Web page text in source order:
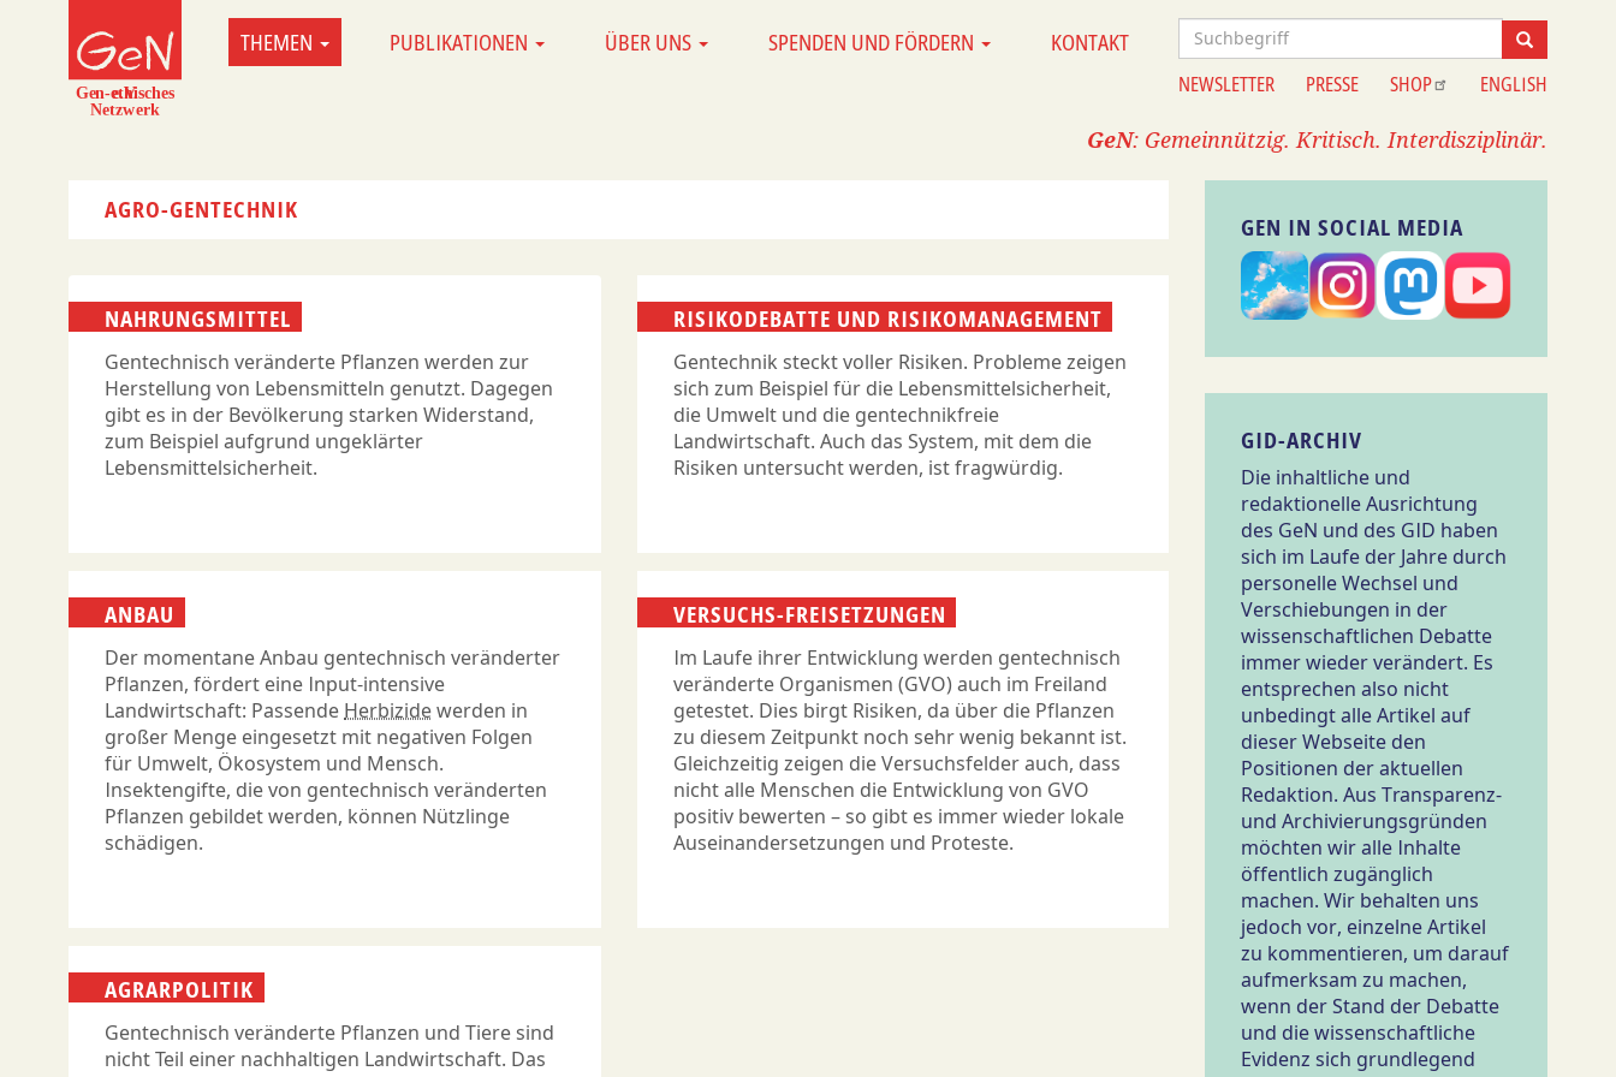
MAIN
NAVIGATION
THEMEN PUBLIKATIONEN ÜBER UNS SPENDEN UND FÖRDERN KONTAKT Suche
Information
NEWSLETTER PRESSE SHOP ENGLISH
GeN: Gemeinnützig. Kritisch. Interdisziplinär.
AGRO-GENTECHNIK
NAHRUNGSMITTEL
Gentechnisch veränderte Pflanzen werden zur
Herstellung von Lebensmitteln genutzt. Dagegen
gibt es in der Bevölkerung starken Widerstand,
zum Beispiel aufgrund ungeklärter
Lebensmittelsicherheit.
RISIKODEBATTE UND RISIKOMANAGEMENT
Gentechnik steckt voller Risiken. Probleme zeigen
sich zum Beispiel für die Lebensmittelsicherheit,
die Umwelt und die gentechnikfreie
Landwirtschaft. Auch das System, mit dem die
Risiken untersucht werden, ist fragwürdig.
ANBAU
Der momentane Anbau gentechnisch veränderter
Pflanzen, fördert eine Input-intensive
Landwirtschaft: Passende Herbizidewerden in
großer Menge eingesetzt mit negativen Folgen
für Umwelt, Ökosystem und Mensch.
Insektengifte, die von gentechnisch veränderten
Pflanzen gebildet werden, können Nützlinge
schädigen.
VERSUCHS-FREISETZUNGEN
Im Laufe ihrer Entwicklung werden gentechnisch
veränderte Organismen (GVO) auch im Freiland
getestet. Dies birgt Risiken, da über die Pflanzen
zu diesem Zeitpunkt noch sehr wenig bekannt ist.
Gleichzeitig zeigen die Versuchsfelder auch, dass
nicht alle Menschen die Entwicklung von GVO
positiv bewerten – so gibt es immer wieder lokale
Auseinandersetzungen und Proteste.
AGRARPOLITIK
Gentechnisch veränderte Pflanzen und Tiere sind
nicht Teil einer nachhaltigen Landwirtschaft. Das
GEN IN SOCIAL MEDIA
GID-ARCHIV
Die inhaltliche und
redaktionelle Ausrichtung
des GeN und des GID haben
sich im Laufe der Jahre durch
personelle Wechsel und
Verschiebungen in der
wissenschaftlichen Debatte
immer wieder verändert. Es
entsprechen also nicht
unbedingt alle Artikel auf
dieser Webseite den
Positionen der aktuellen
Redaktion. Aus Transparenz-
und Archivierungsgründen
möchten wir alle Inhalte
öffentlich zugänglich
machen. Wir behalten uns
jedoch vor, einzelne Artikel
zu kommentieren, um darauf
aufmerksam zu machen,
wenn der Stand der Debatte
und die wissenschaftliche
Evidenz sich grundlegend